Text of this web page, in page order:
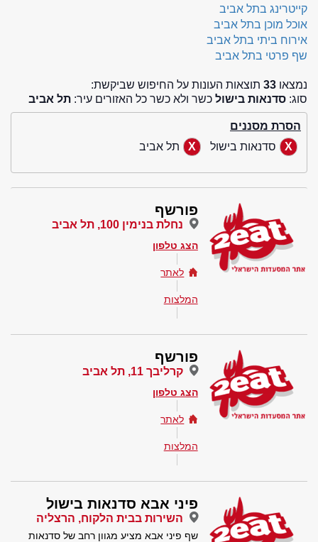
קייטרינג בתל אביב
אוכל מוכן בתל אביב
אירוח ביתי בתל אביב
שף פרטי בתל אביב
נמצאו 33 תוצאות העונות על החיפוש שביקשת:
סוג: סדנאות בישול כשר ולא כשר כל האזורים עיר: תל אביב
הסרת מסננים
סדנאות בישול
תל אביב
פורשף
נחלת בנימין 100, תל אביב
הצג טלפון
לאתר
המלצות
פורשף
קרליבך 11, תל אביב
הצג טלפון
לאתר
המלצות
פיני אבא סדנאות בישול
השירות בבית הלקוח, הרצליה
שף פיני אבא מציע מגוון רחב של סדנאות